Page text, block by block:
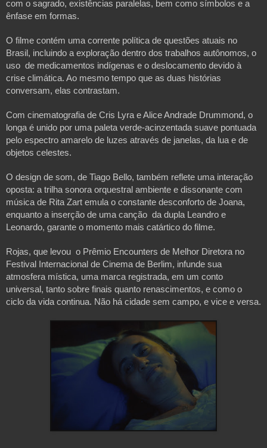
com o sagrado, existências paralelas, bem como símbolos e a
ênfase em formas.
O filme contém uma corrente política de questões atuais no
Brasil, incluindo a exploração dentro dos trabalhos autônomos, o
uso de medicamentos indígenas e o deslocamento devido à
crise climática. Ao mesmo tempo que as duas histórias
conversam, elas contrastam.
Com cinematografia de Cris Lyra e Alice Andrade Drummond, o
longa é unido por uma paleta verde-acinzentada suave pontuada
pelo espectro amarelo de luzes através de janelas, da lua e de
objetos celestes.
O design de som, de Tiago Bello, também reflete uma interação
oposta: a trilha sonora orquestral ambiente e dissonante com
música de Rita Zart emula o constante desconforto de Joana,
enquanto a inserção de uma canção da dupla Leandro e
Leonardo, garante o momento mais catártico do filme.
Rojas, que levou o Prêmio Encounters de Melhor Diretora no
Festival Internacional de Cinema de Berlim, infunde sua
atmosfera mística, uma marca registrada, em um conto
universal, tanto sobre finais quanto renascimentos, e como o
ciclo da vida continua. Não há cidade sem campo, e vice e versa.